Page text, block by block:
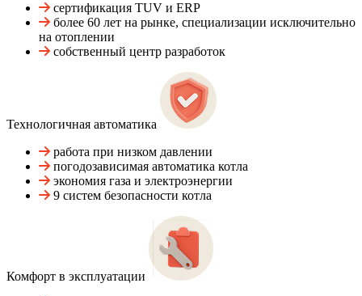
сертификация TUV и ERP
более 60 лет на рынке, специализации исключительно
на отоплении
собственный центр разработок
Технологичная автоматика
работа при низком давлении
погодозависимая автоматика котла
экономия газа и электроэнергии
9 систем безопасности котла
Комфорт в эксплуатации